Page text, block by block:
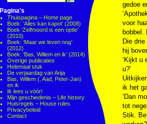
Pagina's
Thuispagina – Home page
Boek: ‘Alles kan kapot’ (2008)
Boek ‘Zelfmoord is een optie’
(2010)
Boek: ‘Maar we leven nog’
(2012)
Boek: ‘Bas, Willem en ik’ (2014)
Overige publicaties
Helemaal stuk
De verjaardag van Anja
Bas, Willem (, Aad, Peter-Jan)
en ik
Ik lees u vóór!
Mijn geschiedenis – Life history
Huisregels – House rules
Privacybeleid
Contact
gedoe
voor
Die
hij
‘Kijkt u
u?’
ik het
‘Dan
tot
Stik.